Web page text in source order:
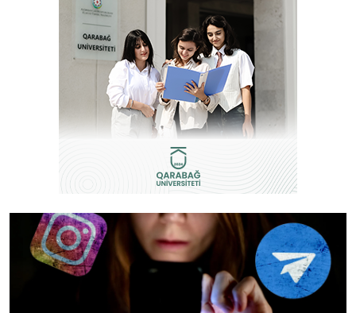
İctimai şura